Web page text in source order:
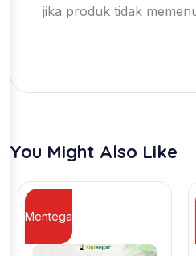
jika produk tidak
You Might Also Like
Mentega